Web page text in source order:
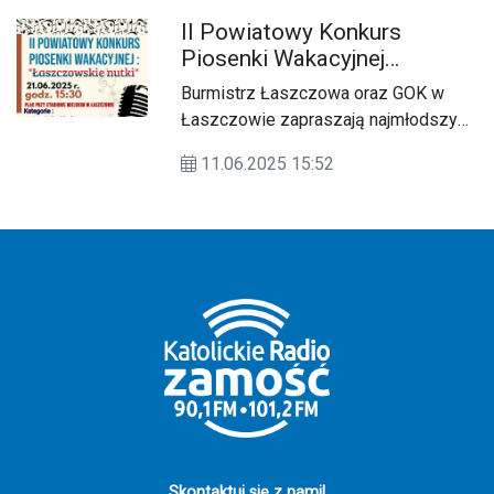
II Powiatowy Konkurs
Piosenki Wakacyjnej
"Łaszczowskie nutki"
Burmistrz Łaszczowa oraz GOK w
Łaszczowie zapraszają najmłodszych
drugiej edycji Powiatowego Konkursu
"Łaszczowskie nutki". Przesłuchania
11.06.2025 15:52